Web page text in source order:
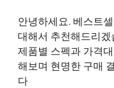
안녕하세요. 베스트
대해서 추천해드리겠
제품별 스펙과 가격
해보며 현명한 구매
다